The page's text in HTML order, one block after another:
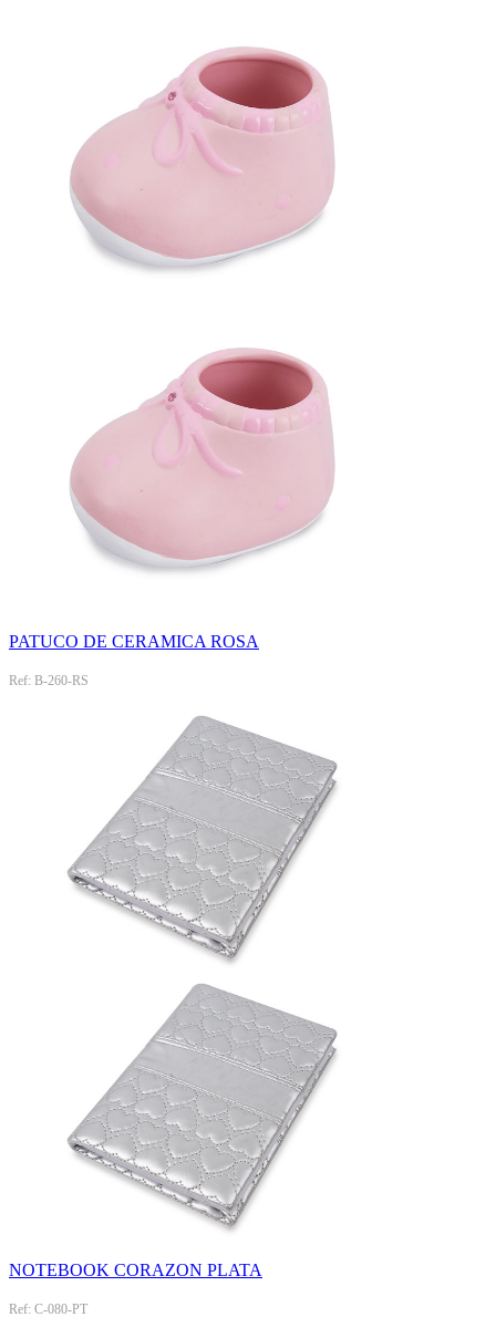
PATUCO DE CERAMICA ROSA
Ref: B-260-RS
NOTEBOOK CORAZON PLATA
Ref: C-080-PT